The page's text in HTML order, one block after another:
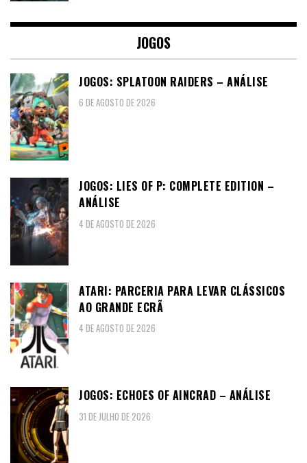
JOGOS
JOGOS: SPLATOON RAIDERS – ANÁLISE
6 DE AGOSTO DE 2026
JOGOS: LIES OF P: COMPLETE EDITION –
ANÁLISE
4 DE AGOSTO DE 2026
ATARI: PARCERIA PARA LEVAR CLÁSSICOS
AO GRANDE ECRÃ
4 DE AGOSTO DE 2026
JOGOS: ECHOES OF AINCRAD – ANÁLISE
31 DE JULHO DE 2026